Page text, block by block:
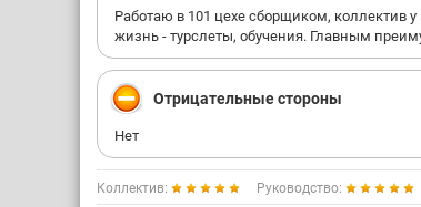
Работаю в 101 цехе сборщиком, коллектив
жизнь - турслеты, обучения. Главным
Отрицательные стороны
Нет
Коллектив: Руководство: